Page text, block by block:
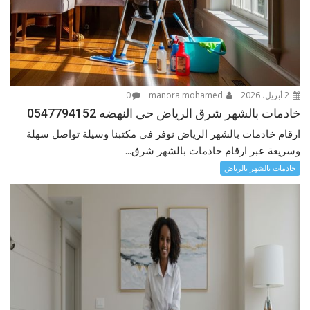
2 أبريل، 2026 0
خادمات بالشهر شرق الرياض حى النهضه 0547794152
ارقام خادمات بالشهر الرياض نوفر في مكتبنا وسيلة تواصل سهلة
وسريعة عبر ارقام خادمات بالشهر شرق...
خادمات بالشهر بالرياض